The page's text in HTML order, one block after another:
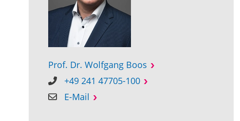
Prof. Dr. Wolfgang Boos
+49 241 47705-100
E-Mail